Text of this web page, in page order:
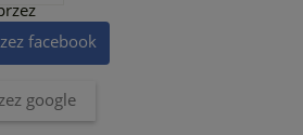
facebook
google